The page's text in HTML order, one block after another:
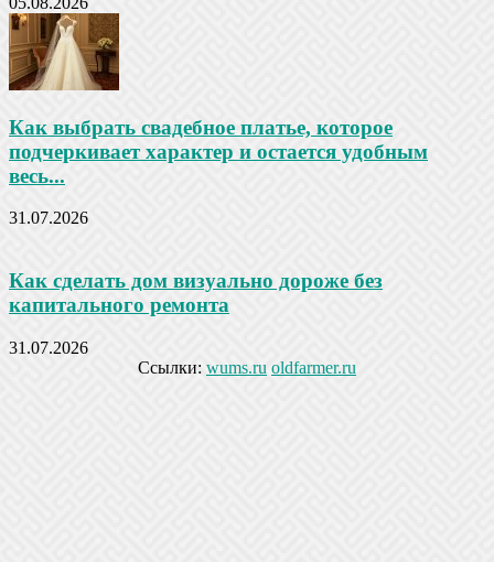
Как выбрать свадебное платье, которое
подчеркивает характер и остается удобным
весь...
31.07.2026
Как сделать дом визуально дороже без
капитального ремонта
31.07.2026
Ссылки: wums.ru oldfarmer.ru